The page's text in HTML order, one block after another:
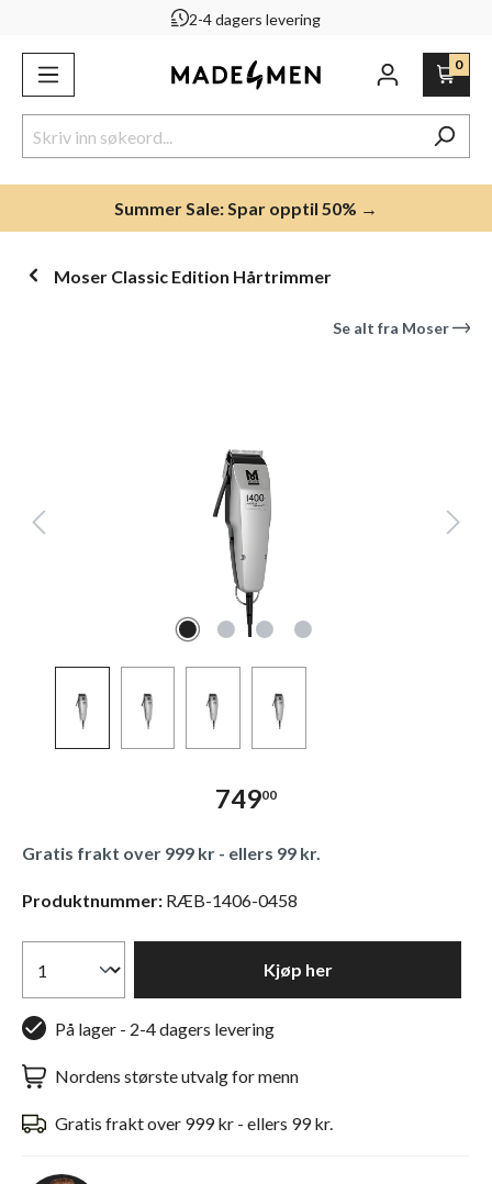
2-4 dagers levering
0
Summer Sale: Spar opptil 50% →
Moser Classic Edition Hårtrimmer
Se alt fra Moser
74900
Gratis frakt over 999 kr - ellers 99 kr.
Produktnummer: RÆB-1406-0458
Kjøp her
På lager - 2-4 dagers levering
Nordens største utvalg for menn
Gratis frakt over 999 kr - ellers 99 kr.